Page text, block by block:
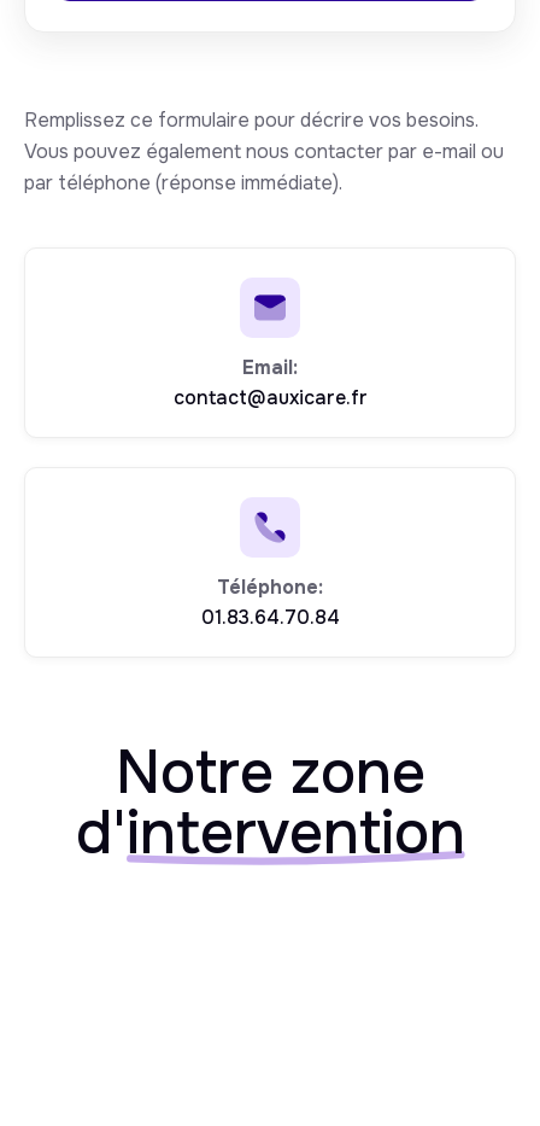
Remplissez ce formulaire pour décrire vos besoins.
Vous pouvez également nous contacter par e-mail ou
par téléphone (réponse immédiate).
Email:
contact@auxicare.fr
Téléphone:
01.83.64.70.84
Notre zone
d'intervention